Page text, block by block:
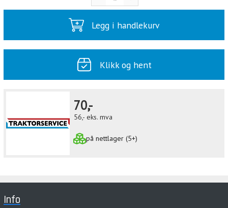
Legg i handlekurv
Klikk og hent
70,-
56,- eks. mva
på nettlager (5+)
Info